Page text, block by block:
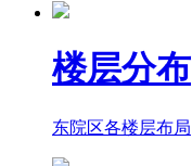
楼层分布
东院区各楼层布局